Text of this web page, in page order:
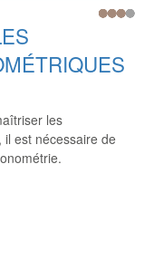
les
est nécessaire de